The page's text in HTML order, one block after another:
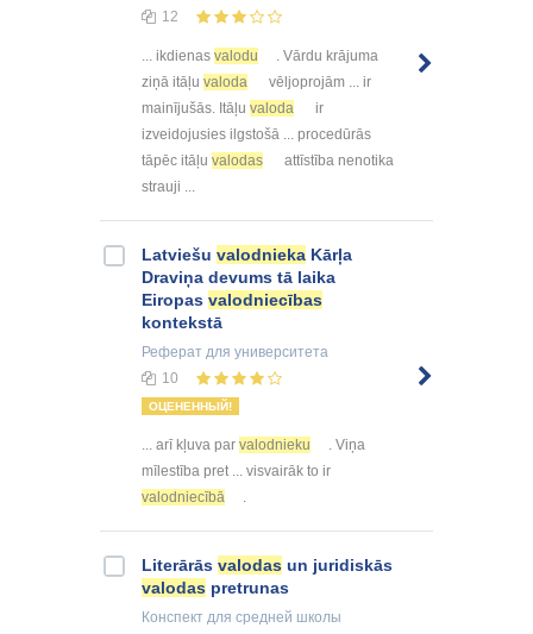
12
... ikdienas valodu
. Vārdu krājuma
ziņā itāļu valoda
vēljoprojām ... ir
mainījušās. Itāļu valoda
ir
izveidojusies ilgstošā ... procedūrās
tāpēc itāļu valodas
attīstība nenotika
strauji ...
Latviešu valodnieka Kārļa
Draviņa devums tā laika
Eiropas valodniecības
kontekstā
Реферат для университета
10
ОЦЕНЕННЫЙ!
... arī kļuva par valodnieku
. Viņa
mīlestība pret ... visvairāk to ir
valodniecībā
Literārās valodas un juridiskās
valodas pretrunas
Конспект для средней школы